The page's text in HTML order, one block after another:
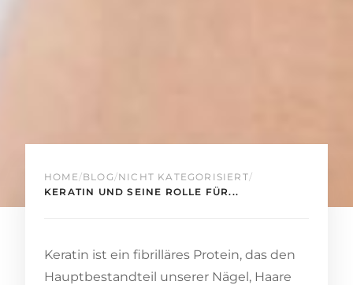
HOME/BLOG/NICHT KATEGORISIERT/
KERATIN UND SEINE ROLLE FÜR...
Keratin ist ein fibrilläres Protein, das den
Hauptbestandteil unserer Nägel, Haare